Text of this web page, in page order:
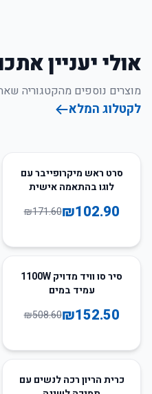
אולי יעניין
מוצרים נוספים מהקטגוריה
לקטלוג המלא
40
סרט ראש מיקרופייבר עם
לוגו בהתאמה אישית
₪102.90
₪171.60
70
סיר סו וויד מדויק 1100W
עמיד במים
₪152.50
₪508.60
66%כרית הריון רכה לנשים עם